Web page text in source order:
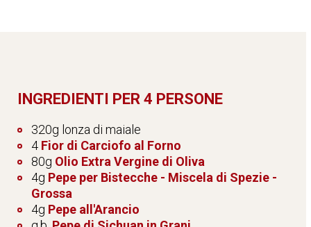
INGREDIENTI PER 4 PERSONE
320g lonza di maiale
4 Fior di Carciofo al Forno
80g Olio Extra Vergine di Oliva
4g Pepe per Bistecche - Miscela di Spezie -
Grossa
4g Pepe all'Arancio